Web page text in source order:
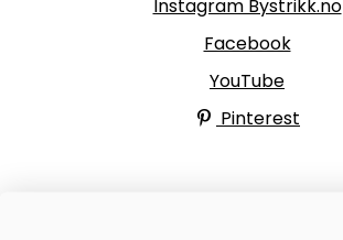
Instagram Bystrikk.no
Facebook
YouTube
Pinterest